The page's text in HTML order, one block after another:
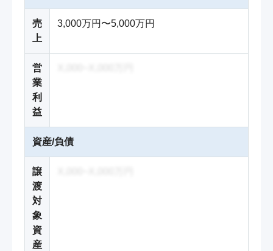
売
上
3,000万円〜5,000万円
営
業
利
益
資産/負債
譲
渡
対
象
資
産